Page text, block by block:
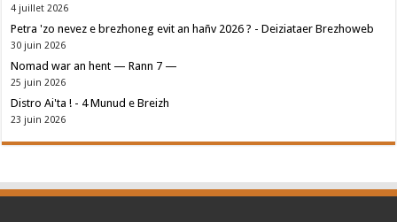
4 juillet 2026
Petra 'zo nevez e brezhoneg evit an hañv 2026 ? - Deiziataer Brezhoweb
30 juin 2026
Nomad war an hent — Rann 7 —
25 juin 2026
Distro Ai'ta ! - 4 Munud e Breizh
23 juin 2026